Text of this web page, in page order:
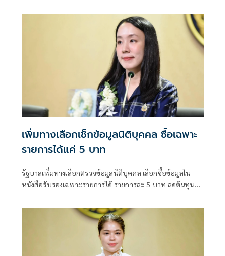
เพิ่มทางเลือกเช็กข้อมูลนิติบุคคล ซื้อเฉพาะ
รายการได้แค่ 5 บาท
รัฐบาลเพิ่มทางเลือกตรวจข้อมูลนิติบุคคล เลือกซื้อข้อมูลใน
หนังสือรับรองเฉพาะรายการได้ รายการละ 5 บาท ลดต้นทุน